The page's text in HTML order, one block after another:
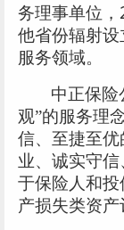
务理事单位，
他省份辐射
服务领域。
中正保险
观”的服务理
信、至捷至
业、诚实守
于保险人和
产损失类资产